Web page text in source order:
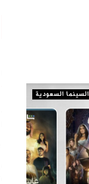
السينما السعودية